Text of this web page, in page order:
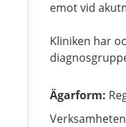
emot vid
Kliniken har
Ägarform: